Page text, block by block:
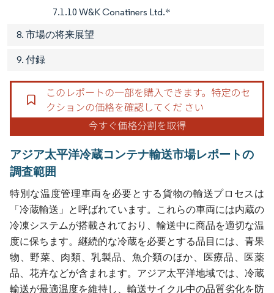
7.1.10 W&K Conatiners Ltd.*
8. 市場の将来展望
9. 付録
アジア太平洋冷蔵コンテナ輸送市場レポートの
調査範囲
特別な温度管理車両を必要とする貨物の輸送プロセスは
「冷蔵輸送」と呼ばれています。これらの車両には内蔵の
冷凍システムが搭載されており、輸送中に商品を適切な温
度に保ちます。継続的な冷蔵を必要とする品目には、青果
物、野菜、肉類、乳製品、魚介類のほか、医療品、医薬
品、花卉などが含まれます。アジア太平洋地域では、冷蔵
輸送が最適温度を維持し、輸送サイクル中の品質劣化を防